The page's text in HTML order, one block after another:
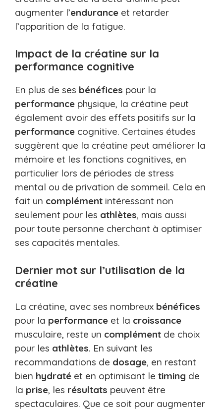
augmenter l’endurance et retarder
l’apparition de la fatigue.
Impact de la créatine sur la
performance cognitive
En plus de ses bénéfices pour la
performance physique, la créatine peut
également avoir des effets positifs sur la
performance cognitive. Certaines études
suggèrent que la créatine peut améliorer la
mémoire et les fonctions cognitives, en
particulier lors de périodes de stress
mental ou de privation de sommeil. Cela en
fait un complément intéressant non
seulement pour les athlètes, mais aussi
pour toute personne cherchant à optimiser
ses capacités mentales.
Dernier mot sur l’utilisation de la
créatine
La créatine, avec ses nombreux bénéfices
pour la performance et la croissance
musculaire, reste un complément de choix
pour les athlètes. En suivant les
recommandations de dosage, en restant
bien hydraté et en optimisant le timing de
la prise, les résultats peuvent être
spectaculaires. Que ce soit pour augmenter